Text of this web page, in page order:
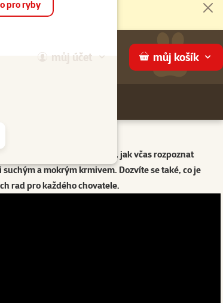
můj účet můj košík
pro ryby
výživu psů a koček a na to, jak včas rozpoznat
a mokrým krmivem. Dozvíte se také, co je
rad pro každého chovatele.